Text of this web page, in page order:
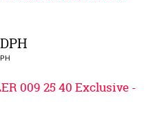
009 25 40 Exclusive -